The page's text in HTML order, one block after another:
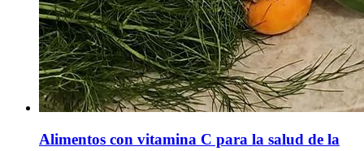
Alimentos con vitamina C para la salud de la